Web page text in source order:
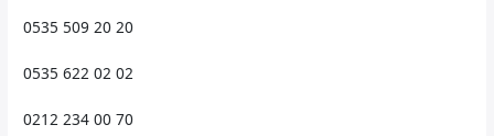
0535 509 20 20
0535 622 02 02
0212 234 00 70